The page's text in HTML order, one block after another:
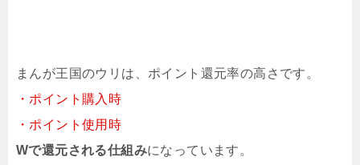
まんが王国のウリは、ポイント還元率の高さです。
・ポイント購入時
・ポイント使用時
Wで還元される仕組みになっています。